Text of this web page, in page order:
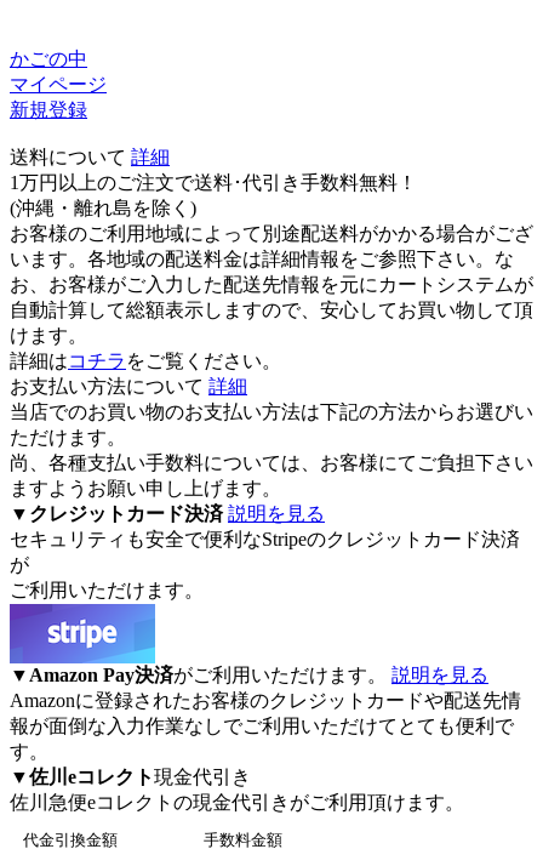
かごの中
マイページ
新規登録
送料について 詳細
1万円以上のご注文で送料･代引き手数料無料 ！
(沖縄・離れ島を除く)
お客様のご利用地域によって別途配送料がかかる場合がござ
います。各地域の配送料金は詳細情報をご参照下さい。な
お、お客様がご入力した配送先情報を元にカートシステムが
自動計算して総額表示しますので、安心してお買い物して頂
けます。
詳細はコチラ をご覧ください。
お支払い方法について 詳細
当店でのお買い物のお支払い方法は下記の方法からお選びい
ただけます。
尚、各種支払い手数料については、お客様にてご負担下さい
ますようお願い申し上げます。
▼ クレジットカード決済 説明を見る
セキュリティも安全で便利なStripeのクレジットカード決済
が
ご利用いただけます。
▼ Amazon Pay決済がご利用いただけます。 説明を見る
Amazonに登録されたお客様のクレジットカードや配送先情
報が面倒な入力作業なしでご利用いただけてとても便利で
す。
▼佐川eコレクト現金代引き
佐川急便eコレクト の現金代引きがご利用頂けます。
代金引換金額 手数料金額